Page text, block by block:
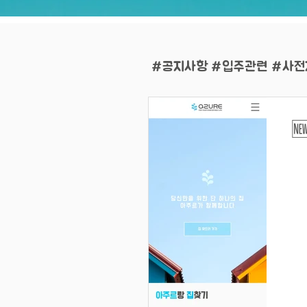
#공지사항 #입주관련 #사전